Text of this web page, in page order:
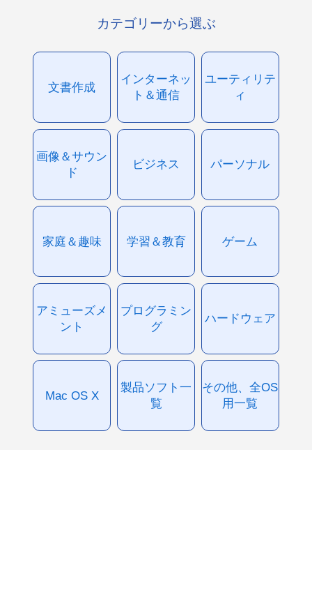
カテゴリーから選ぶ
文書作成
インターネッ
ト＆通信
ユーティリテ
ィ
画像＆サウン
ド
ビジネス パーソナル
家庭＆趣味 学習＆教育 ゲーム
アミューズメ
ント
プログラミン
グ
ハードウェア
Mac OS X
製品ソフト一
覧
その他、全OS
用一覧